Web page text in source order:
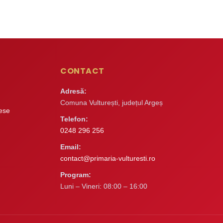
CONTACT
Adresă:
Comuna Vulturești, județul Argeș
Telefon:
0248 296 256
Email:
contact@primaria-vulturesti.ro
Program:
Luni – Vineri: 08:00 – 16:00